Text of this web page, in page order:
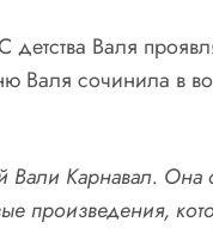
Валя
Валя сочинила в
Карнавал.
произведения,